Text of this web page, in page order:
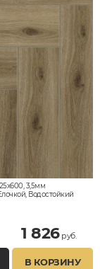
3,5мм
Водостойкий
1 826руб.
В КОРЗИНУ